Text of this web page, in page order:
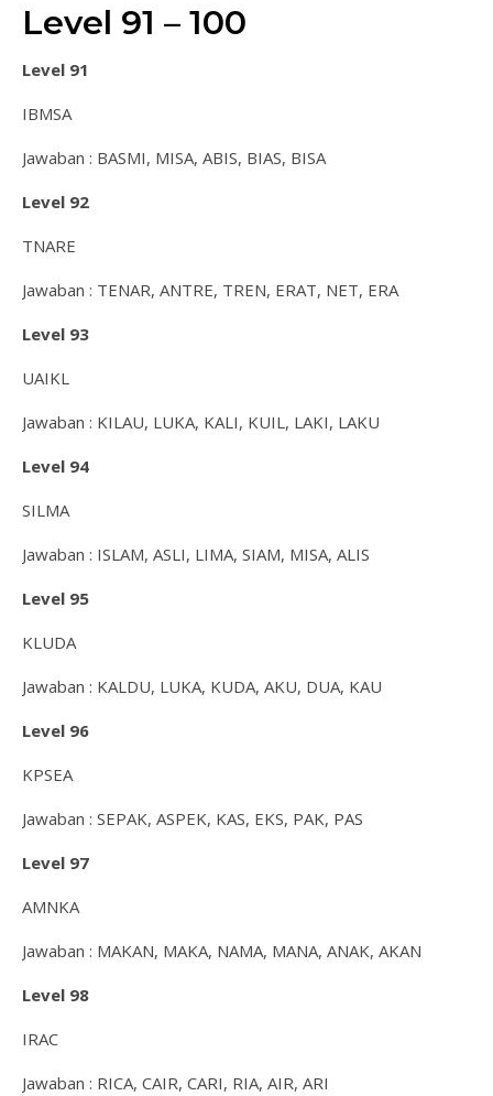
Level 91 – 100
Level 91
IBMSA
Jawaban : BASMI, MISA, ABIS, BIAS, BISA
Level 92
TNARE
Jawaban : TENAR, ANTRE, TREN, ERAT, NET, ERA
Level 93
UAIKL
Jawaban : KILAU, LUKA, KALI, KUIL, LAKI, LAKU
Level 94
SILMA
Jawaban : ISLAM, ASLI, LIMA, SIAM, MISA, ALIS
Level 95
KLUDA
Jawaban : KALDU, LUKA, KUDA, AKU, DUA, KAU
Level 96
KPSEA
Jawaban : SEPAK, ASPEK, KAS, EKS, PAK, PAS
Level 97
AMNKA
Jawaban : MAKAN, MAKA, NAMA, MANA, ANAK, AKAN
Level 98
IRAC
Jawaban : RICA, CAIR, CARI, RIA, AIR, ARI